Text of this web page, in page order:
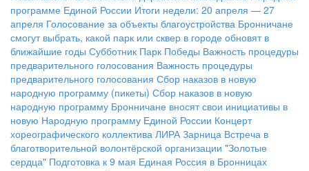
программе Единой России Итоги недели: 20 апреля — 27
апреля Голосование за объекты благоустройства Бронничане
смогут выбрать, какой парк или сквер в городе обновят в
ближайшие годы Субботник Парк Победы Важность процедуры
предварительного голосования Важность процедуры
предварительного голосования Сбор наказов в новую
народную программу (пикеты) Сбор наказов в новую
народную программу Бронничане вносят свои инициативы в
новую Народную программу Единой России Концерт
хореографического коллектива ЛИРА Зарница Встреча в
благотворительной волонтёрской организации "Золотые
сердца" Подготовка к 9 мая Единая Россия в Бронницах